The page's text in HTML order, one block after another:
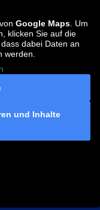
Google Maps . Um
klicken Sie auf die
dabei Daten an
werden.
und Inhalte